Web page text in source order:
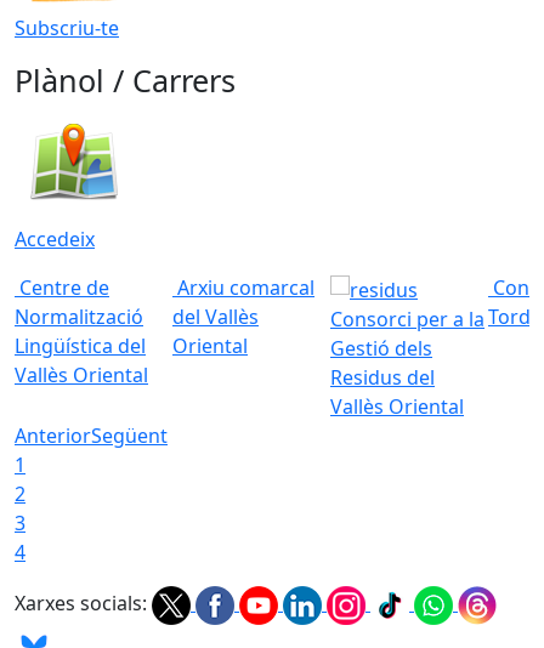
Subscriu-te
Plànol / Carrers
Accedeix
Centre de
Normalització
Lingüística del
Vallès Oriental
Arxiu comarcal
del Vallès
Oriental
Consorci per a la
Gestió dels
Residus del
Vallès Oriental
AnteriorSegüent
1
2
3
4
Xarxes socials: